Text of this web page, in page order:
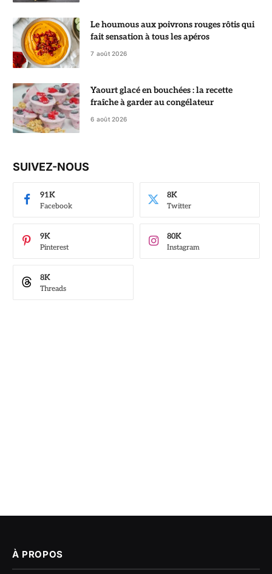
Le houmous aux poivrons rouges rôtis qui
fait sensation à tous les apéros
7 août 2026
Yaourt glacé en bouchées : la recette
fraîche à garder au congélateur
6 août 2026
SUIVEZ-NOUS
Facebook
91K
Twitter
8K
Pinterest
9K
Instagram
80K
Threads
8K
À PROPOS